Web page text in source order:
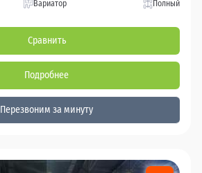
Вариатор Полный
Сравнить
Подробнее
Перезвоним за минуту